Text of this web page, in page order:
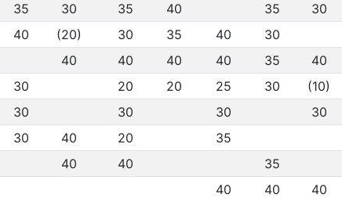
35 30 35 40 35 30
40 (20) 30 35 40 30
40 40 40 40 35 40
30 20 20 25 30 (10)
30 30 30 30
30 40 20 35
40 40 35
40 40 40